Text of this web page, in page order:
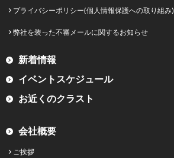
プライバシーポリシー(個人情報保護への取り組み)
弊社を装った不審メールに関するお知らせ
新着情報
イベントスケジュール
お近くのクラスト
会社概要
ご挨拶